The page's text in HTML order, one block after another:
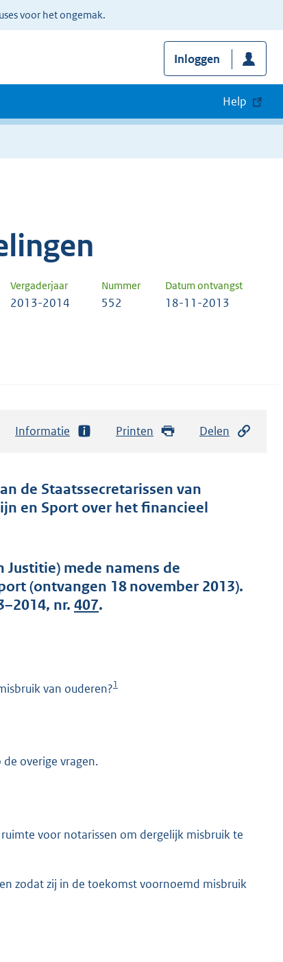
voor het ongemak.
Inloggen
Help
Vergaderjaar Nummer Datum ontvangst
2013-2014 552 18-11-2013
Informatie Printen Delen
de Staatssecretarissen van
en Sport over het financieel
Justitie) mede namens de
(ontvangen 18 november 2013).
nr. 407.
van ouderen?1
overige vragen.
voor notarissen om dergelijk misbruik te
zodat zij in de toekomst voornoemd misbruik